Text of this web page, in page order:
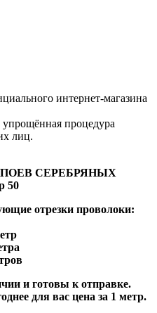
интернет-магазина
упрощённая процедура
лиц.
СЕРЕБРЯНЫХ
50
отрезки проволоки:
и готовы к отправке.
для вас цена за 1 метр.